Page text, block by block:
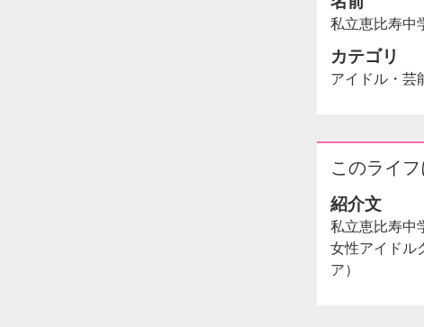
私立恵比寿
カテゴリ
アイドル・芸
このライ
紹介文
私立恵比寿中
女性アイドル
ア）